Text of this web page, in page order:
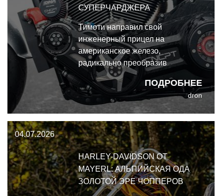
СУПЕРЧАРДЖЕРА
ПОДРОБНЕЕ
Тимоти направил свой
инженерный прицел на
американское железо,
радикально преобразив
совершенно новый Harley-
Davidson Low Rider S 2025 из
тяжелого круизера западного
побережья в заточенный под
повороты суперчарджевый
кафе-рейсер.
dron
04.07.2026
HARLEY-DAVIDSON ОТ
MAYERL: АЛЬПИЙСКАЯ ОДА
ЗОЛОТОЙ ЭРЕ ЧОППЕРОВ